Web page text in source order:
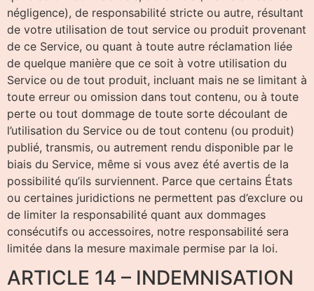
négligence), de responsabilité stricte ou autre, résultant
de votre utilisation de tout service ou produit provenant
de ce Service, ou quant à toute autre réclamation liée
de quelque manière que ce soit à votre utilisation du
Service ou de tout produit, incluant mais ne se limitant à
toute erreur ou omission dans tout contenu, ou à toute
perte ou tout dommage de toute sorte découlant de
l’utilisation du Service ou de tout contenu (ou produit)
publié, transmis, ou autrement rendu disponible par le
biais du Service, même si vous avez été avertis de la
possibilité qu’ils surviennent. Parce que certains États
ou certaines juridictions ne permettent pas d’exclure ou
de limiter la responsabilité quant aux dommages
consécutifs ou accessoires, notre responsabilité sera
limitée dans la mesure maximale permise par la loi.
ARTICLE 14 – INDEMNISATION